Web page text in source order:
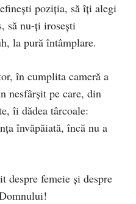
poziția, să îți alegi
să nu-ți irosești
la pură întâmplare.
în cumplita cameră a
nesfârșit pe care, din
îi dădea târcoale:
învăpăiată, încă nu a
despre femeie și despre